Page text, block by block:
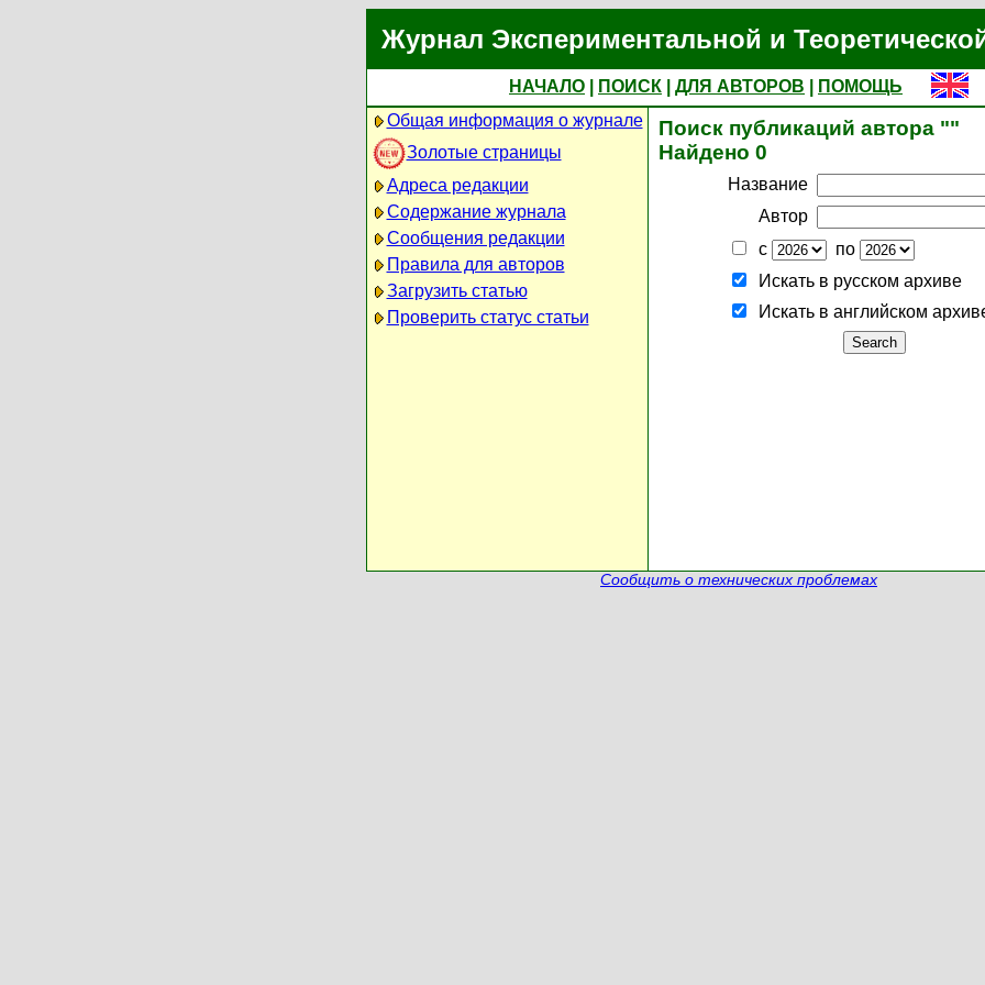
Журнал Экспериментальной и
НАЧАЛО ПОИСК ДЛЯ АВТОРОВ
ПОМОЩЬ
Общая информация о журнале
Золотые страницы
Адреса редакции
Содержание журнала
Сообщения редакции
Правила для авторов
Загрузить статью
Проверить статус статьи
Поиск публикаций автора ""
Найдено 0
Название
Автор
с
по
Искать в русском архиве
Искать в английском
Сообщить о технических проблемах